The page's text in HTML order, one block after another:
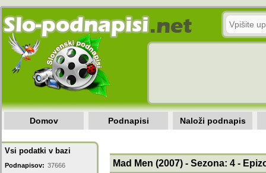
Domov Podnapisi Naloži podnapis
Vsi podatki v bazi
Podnapisov: 37666 Mad Men (2007) - Sezona: 4 -